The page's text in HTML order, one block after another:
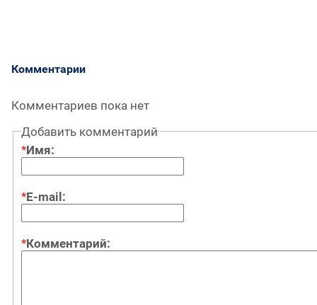
Комментарии
Комментариев пока нет
Добавить комментарий
*Имя:
*E-mail:
*Комментарий: